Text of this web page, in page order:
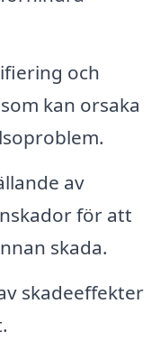
och
kan orsaka
av
för att
skada.
skadeeffekter